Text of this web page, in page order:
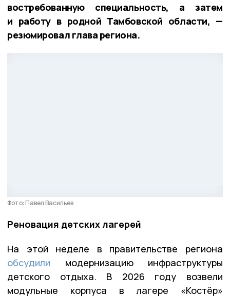
востребованную специальность, а затем
и работу в родной Тамбовской области, —
резюмировал глава региона.
Фото: Павел Васильев
Реновация детских лагерей
На этой неделе в правительстве региона
обсудили модернизацию инфраструктуры
детского отдыха. В 2026 году возвели
модульные корпуса в лагере «Костёр»